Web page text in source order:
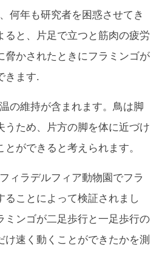
何年も研究者を困惑させてき
ると、片足で立つと筋肉の疲労
脅かされたときにフラミンゴが
きます.
の維持が含まれます。鳥は脚
うため、片方の脚を体に近づけ
ができると考えられます。
ィラデルフィア動物園でフラ
ることによって検証されまし
ミンゴが二足歩行と一足歩行の
け速く動くことができたかを測